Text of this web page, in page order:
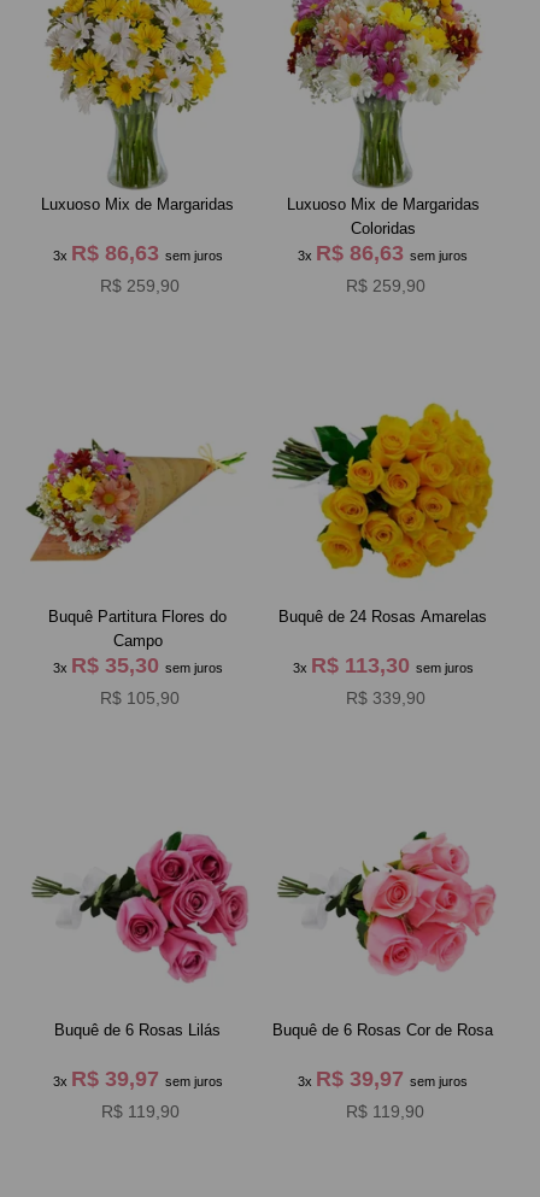
Luxuoso Mix de Margaridas
3x R$ 86,63 sem juros
R$ 259,90
Luxuoso Mix de Margaridas
Coloridas
3x R$ 86,63sem juros
R$ 259,90
Buquê Partitura Flores do
Campo
3x R$ 35,30 sem juros
R$ 105,90
Buquê de 24 Rosas Amarelas
3x R$ 113,30 sem juros
R$ 339,90
Buquê de 6 Rosas Lilás
3x R$ 39,97 sem juros
R$ 119,90
Buquê de 6 Rosas Cor de Rosa
3x R$ 39,97sem juros
R$ 119,90